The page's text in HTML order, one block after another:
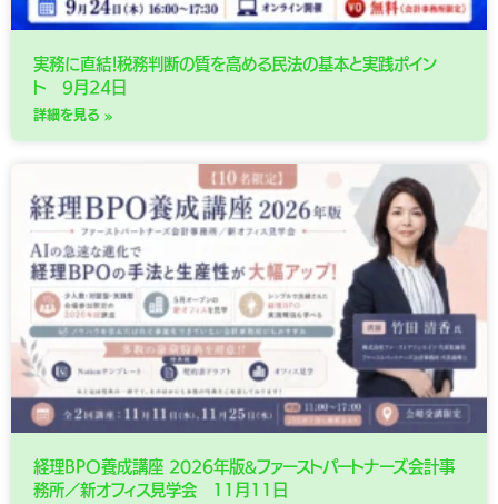
実務に直結！税務判断の質を高める民法の基本と実践ポイン
ト 9月24日
詳細を見る »
経理BPO養成講座 2026年版&ファーストパートナーズ会計事
務所／新オフィス見学会 11月11日